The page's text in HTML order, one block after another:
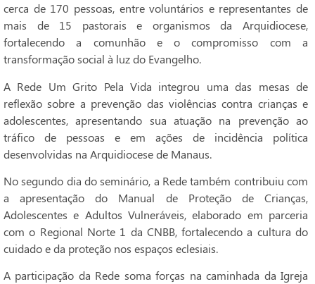
cerca de 170 pessoas, entre voluntários e representantes de
mais de 15 pastorais e organismos da Arquidiocese,
fortalecendo a comunhão e o compromisso com a
transformação social à luz do Evangelho.
A Rede Um Grito Pela Vida integrou uma das mesas de
reflexão sobre a prevenção das violências contra crianças e
adolescentes, apresentando sua atuação na prevenção ao
tráfico de pessoas e em ações de incidência política
desenvolvidas na Arquidiocese de Manaus.
No segundo dia do seminário, a Rede também contribuiu com
a apresentação do Manual de Proteção de Crianças,
Adolescentes e Adultos Vulneráveis, elaborado em parceria
com o Regional Norte 1 da CNBB, fortalecendo a cultura do
cuidado e da proteção nos espaços eclesiais.
A participação da Rede soma forças na caminhada da Igreja